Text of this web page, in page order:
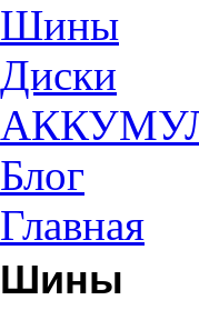
Шины
Диски
Блог
Главная
Шины